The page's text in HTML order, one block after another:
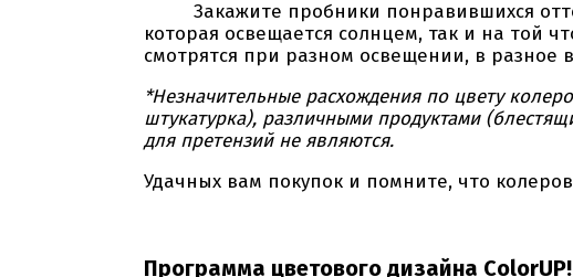
Закажите пробники понравившихся
которая освещается солнцем, так и на той
смотрятся при разном освещении, в разное
*Незначительные расхождения по цвету
штукатурка), различными продуктами
для претензий не являются.
Удачных вам покупок и помните, что
Программа цветового дизайна ColorUP!